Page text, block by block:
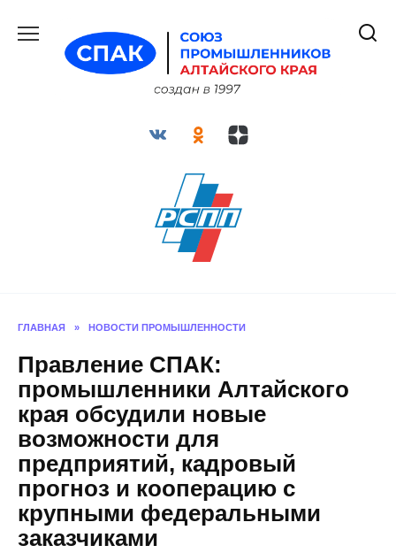
содержанию
ГЛАВНАЯ » НОВОСТИ ПРОМЫШЛЕННОСТИ
Правление СПАК:
промышленники Алтайского
края обсудили новые
возможности для
предприятий, кадровый
прогноз и кооперацию с
крупными федеральными
заказчиками